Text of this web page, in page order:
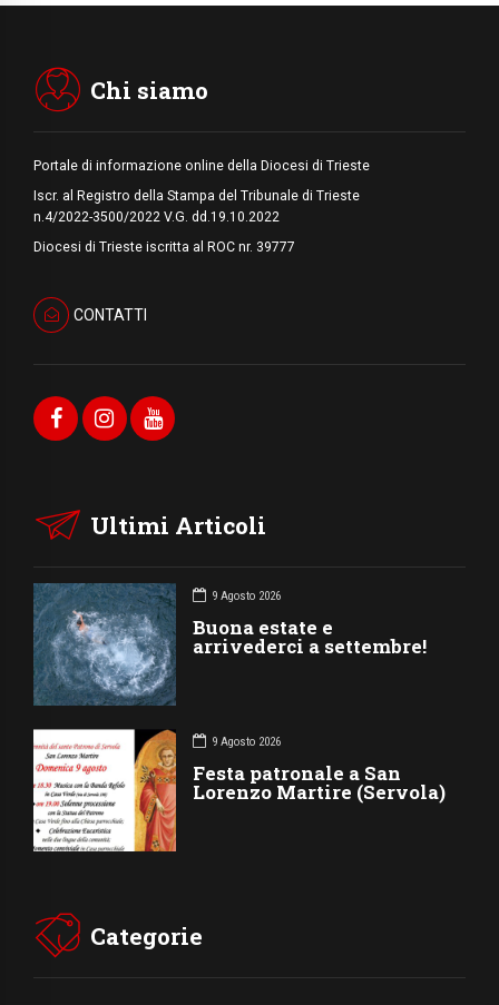
Medio Oriente
Chi siamo
Portale di informazione online della Diocesi di Trieste
Iscr. al Registro della Stampa del Tribunale di Trieste
n.4/2022-3500/2022 V.G. dd.19.10.2022
Diocesi di Trieste iscritta al ROC nr. 39777
CONTATTI
Ultimi Articoli
9 Agosto 2026
Buona estate e
arrivederci a settembre!
9 Agosto 2026
Festa patronale a San
Lorenzo Martire (Servola)
Categorie